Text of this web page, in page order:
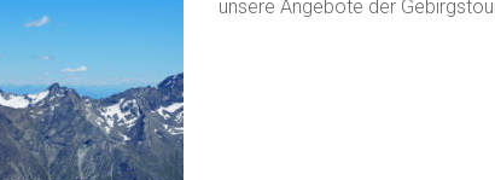
unsere Angebote der